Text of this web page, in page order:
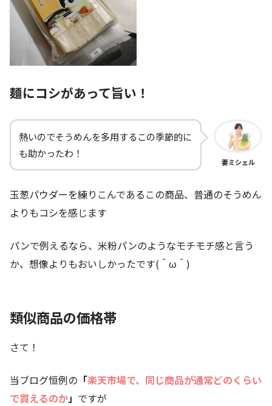
麺にコシがあって旨い！
熱いのでそうめんを多用するこの季節的に
も助かったわ！
妻ミシェル
玉葱パウダーを練りこんであるこの商品、普通のそうめん
よりもコシを感じます
パンで例えるなら、米粉パンのようなモチモチ感と言う
か、想像よりもおいしかったです(＾ω＾)
類似商品の価格帯
さて！
当ブログ恒例の 「楽天市場で、同じ商品が通常どのくらい
で買えるのか」 ですが